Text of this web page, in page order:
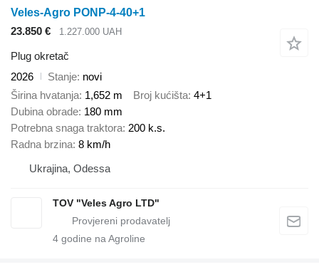
Veles-Agro PONP-4-40+1
23.850 €
1.227.000 UAH
Plug okretač
2026
Stanje novi
Širina hvatanja 1,652 m Broj kućišta 4+1
Dubina obrade 180 mm
Potrebna snaga traktora 200 k.s.
Radna brzina 8 km/h
Ukrajina, Odessa
TOV "Veles Agro LTD"
4 godine na Agroline